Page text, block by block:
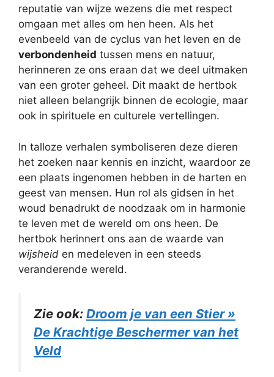
reputatie van wijze wezens die met respect
omgaan met alles om hen heen. Als het
evenbeeld van de cyclus van het leven en de
verbondenheid tussen mens en natuur,
herinneren ze ons eraan dat we deel uitmaken
van een groter geheel. Dit maakt de hertbok
niet alleen belangrijk binnen de ecologie, maar
ook in spirituele en culturele vertellingen.
In talloze verhalen symboliseren deze dieren
het zoeken naar kennis en inzicht, waardoor ze
een plaats ingenomen hebben in de harten en
geest van mensen. Hun rol als gidsen in het
woud benadrukt de noodzaak om in harmonie
te leven met de wereld om ons heen. De
hertbok herinnert ons aan de waarde van
wijsheid en medeleven in een steeds
veranderende wereld.
Zie ook: Droom je van een Stier »
De Krachtige Beschermer van het
Veld